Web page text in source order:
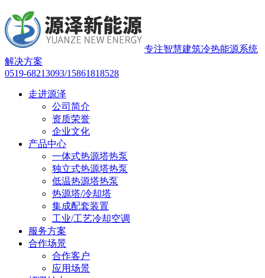
专注智慧建筑冷热能源系统
解决方案
0519-68213093/15861818528
走进源泽
公司简介
资质荣誉
企业文化
产品中心
一体式热源塔热泵
独立式热源塔热泵
低温热源塔热泵
热源塔/冷却塔
集成配套装置
工业/工艺冷却空调
服务方案
合作场景
合作客户
应用场景